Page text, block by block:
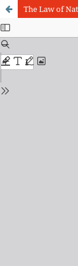
The Law of